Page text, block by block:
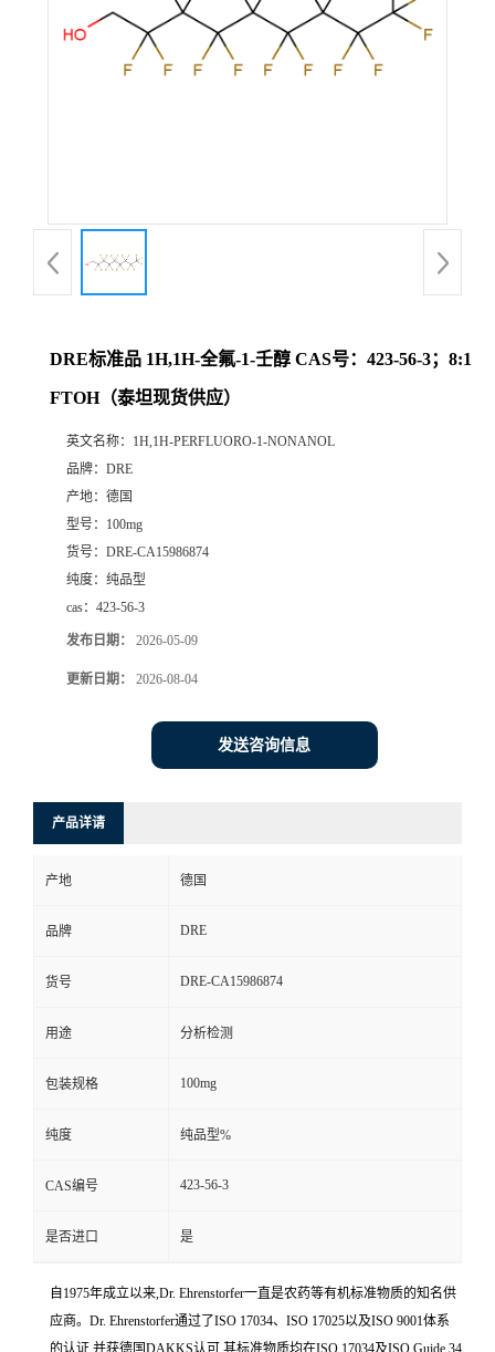
DRE标准品 1H,1H-全氟-1-壬醇 CAS号：423-56-3；8:1
FTOH（泰坦现货供应）
英文名称： 1H,1H-PERFLUORO-1-NONANOL
品牌： DRE
产地： 德国
型号： 100mg
货号： DRE-CA15986874
纯度： 纯品型
cas： 423-56-3
发布日期： 2026-05-09
更新日期： 2026-08-04
发送咨询信息
产品详请
产地 德国
品牌 DRE
货号 DRE-CA15986874
用途 分析检测
包装规格 100mg
纯度 纯品型%
CAS编号 423-56-3
是否进口 是
自1975年成立以来,Dr. Ehrenstorfer一直是农药等有机标准物质的知名供
应商。Dr. Ehrenstorfer通过了ISO 17034、ISO 17025以及ISO 9001体系
的认证,并获德国DAKKS认可,其标准物质均在ISO 17034及ISO Guide 34